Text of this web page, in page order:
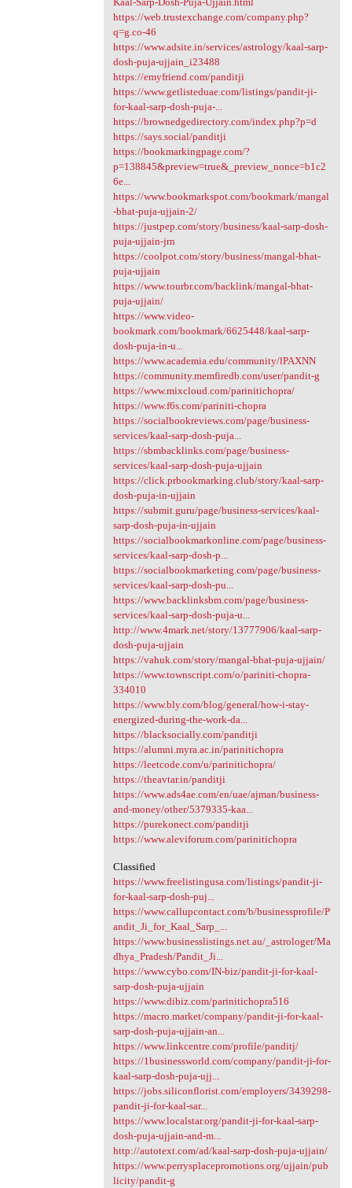
https://web.trustexchange.com/company.php?
q=g.co-46
https://www.adsite.in/services/astrology/kaal-sarp-
dosh-puja-ujjain_i23488
https://emyfriend.com/panditji
https://www.getlisteduae.com/listings/pandit-ji-
for-kaal-sarp-dosh-puja-...
https://brownedgedirectory.com/index.php?p=d
https://says.social/panditji
https://bookmarkingpage.com/?
p=138845&preview=true&_preview_nonce=b1c2
6e...
https://www.bookmarkspot.com/bookmark/mangal
-bhat-puja-ujjain-2/
https://justpep.com/story/business/kaal-sarp-dosh-
puja-ujjain-jrn
https://coolpot.com/story/business/mangal-bhat-
puja-ujjain
https://www.tourbr.com/backlink/mangal-bhat-
puja-ujjain/
https://www.video-
bookmark.com/bookmark/6625448/kaal-sarp-
dosh-puja-in-u...
https://www.academia.edu/community/lPAXNN
https://community.memfiredb.com/user/pandit-g
https://www.mixcloud.com/parinitichopra/
https://www.f6s.com/pariniti-chopra
https://socialbookreviews.com/page/business-
services/kaal-sarp-dosh-puja...
https://sbmbacklinks.com/page/business-
services/kaal-sarp-dosh-puja-ujjain
https://click.prbookmarking.club/story/kaal-sarp-
dosh-puja-in-ujjain
https://submit.guru/page/business-services/kaal-
sarp-dosh-puja-in-ujjain
https://socialbookmarkonline.com/page/business-
services/kaal-sarp-dosh-p...
https://socialbookmarketing.com/page/business-
services/kaal-sarp-dosh-pu...
https://www.backlinksbm.com/page/business-
services/kaal-sarp-dosh-puja-u...
http://www.4mark.net/story/13777906/kaal-sarp-
dosh-puja-ujjain
https://vahuk.com/story/mangal-bhat-puja-ujjain/
https://www.townscript.com/o/pariniti-chopra-
334010
https://www.bly.com/blog/general/how-i-stay-
energized-during-the-work-da...
https://blacksocially.com/panditji
https://alumni.myra.ac.in/parinitichopra
https://leetcode.com/u/parinitichopra/
https://theavtar.in/panditji
https://www.ads4ae.com/en/uae/ajman/business-
and-money/other/5379335-kaa...
https://purekonect.com/panditji
https://www.aleviforum.com/parinitichopra
Classified
https://www.freelistingusa.com/listings/pandit-ji-
for-kaal-sarp-dosh-puj...
https://www.callupcontact.com/b/businessprofile/P
andit_Ji_for_Kaal_Sarp_...
https://www.businesslistings.net.au/_astrologer/Ma
dhya_Pradesh/Pandit_Ji...
https://www.cybo.com/IN-biz/pandit-ji-for-kaal-
sarp-dosh-puja-ujjain
https://www.dibiz.com/parinitichopra516
https://macro.market/company/pandit-ji-for-kaal-
sarp-dosh-puja-ujjain-an...
https://www.linkcentre.com/profile/panditj/
https://1businessworld.com/company/pandit-ji-for-
kaal-sarp-dosh-puja-ujj...
https://jobs.siliconflorist.com/employers/3439298-
pandit-ji-for-kaal-sar...
https://www.localstar.org/pandit-ji-for-kaal-sarp-
dosh-puja-ujjain-and-m...
http://autotext.com/ad/kaal-sarp-dosh-puja-ujjain/
https://www.perrysplacepromotions.org/ujjain/pub
licity/pandit-g